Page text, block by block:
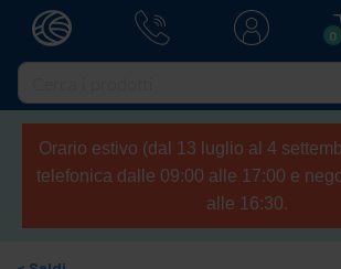
0
Orario estivo (dal 13 luglio al 4
telefonica dalle 09:00 alle 17:00 e
alle 16:30.